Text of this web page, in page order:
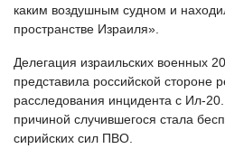
каким воздушным судном и
пространстве Израиля».
Делегация израильских военных
представила российской стороне
расследования инцидента с Ил-
причиной случившегося стала
сирийских сил ПВО.